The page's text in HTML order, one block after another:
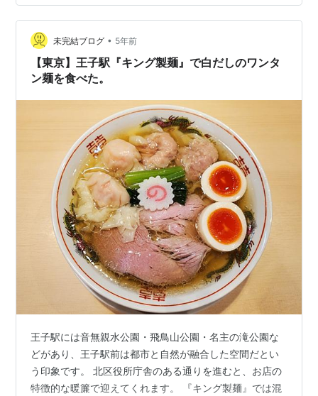
ューの看板を見ながらどれにしようか悩んでいると、食
べ終えた人がお店から出てきて入れ替わりにすぐ入店で
きました。 白だしラーメンに肉ワンタントッピングの定
番メニューを注文。 スープがうまいんです。深みがある
んだけど優しい味で他にはない（私調べ…
未完結ブログ • 5年前
【東京】王子駅『キング製麺』で白だしのワンタ
ン麺を食べた。
王子駅には音無親水公園・飛鳥山公園・名主の滝公園な
どがあり、王子駅前は都市と自然が融合した空間だとい
う印象です。 北区役所庁舎のある通りを進むと、お店の
特徴的な暖簾で迎えてくれます。 『キング製麺』では混